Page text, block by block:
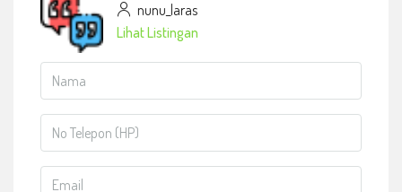
nunu_laras
Lihat Listingan